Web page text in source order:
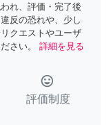
れ、評価・完了後
反の恐れや、少し
クエストやユーザ
さい。
詳細を見る
tag_faces
評価制度